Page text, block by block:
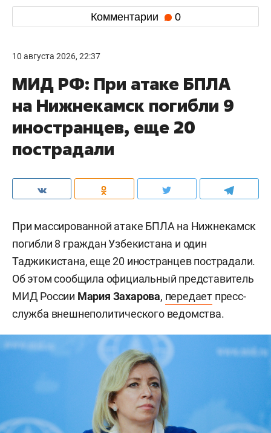
Комментарии 0
10 августа 2026, 22:37
МИД РФ: При атаке БПЛА
на Нижнекамск погибли 9
иностранцев, еще 20
пострадали
При массированной атаке БПЛА на Нижнекамск
погибли 8 граждан Узбекистана и один
Таджикистана, еще 20 иностранцев пострадали.
Об этом сообщила официальный представитель
МИД России Мария Захарова, передает пресс-
служба внешнеполитического ведомства.